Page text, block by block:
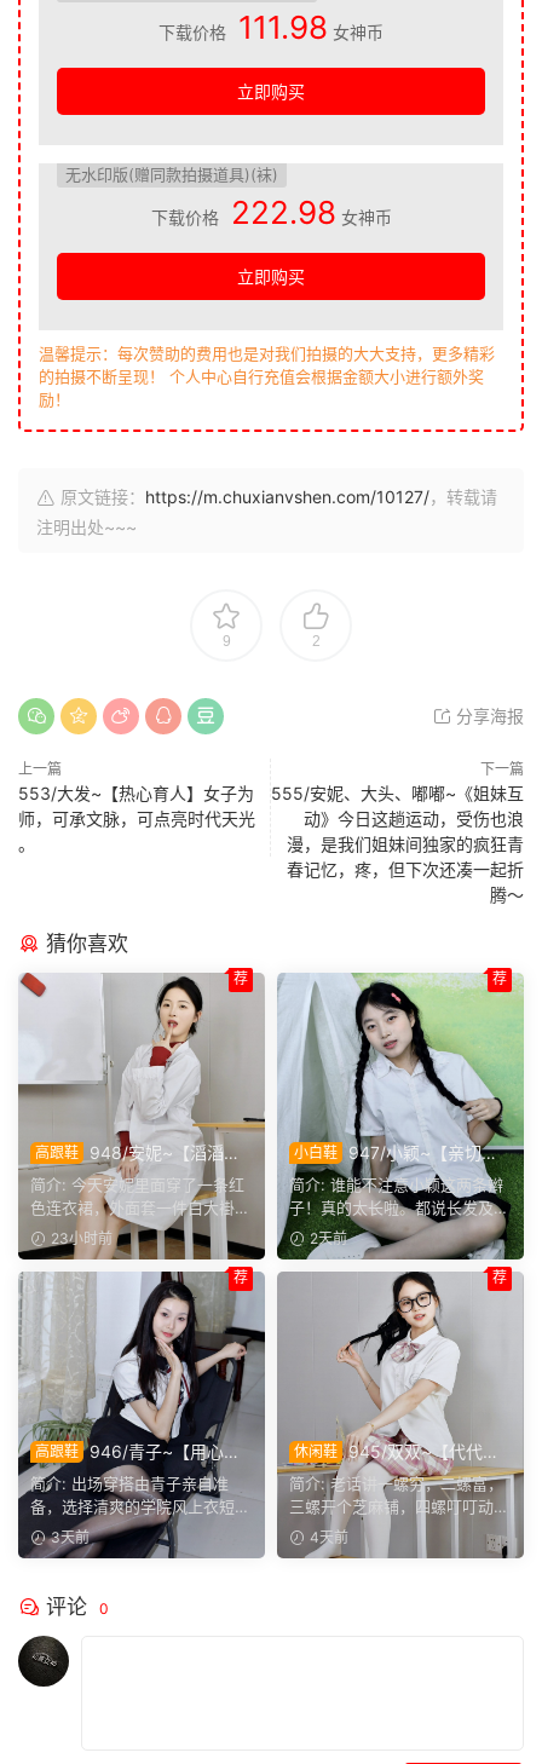
下载价格 111.98 女神币
立即购买
无水印版(赠同款拍摄道具)(袜)
下载价格 222.98 女神币
立即购买
温馨提示：每次赞助的费用也是对我们拍摄的大大支持，更多精彩
的拍摄不断呈现！ 个人中心自行充值会根据金额大小进行额外奖
励！
原文链接： https://m.chuxianvshen.com/10127/，转载请
注明出处~~~
9 2
分享海报
上一篇
553/大发~【热心育人】女子为
师，可承文脉，可点亮时代天光
。
下一篇
555/安妮、大头、嘟嘟~《姐妹互
动》今日这趟运动，受伤也浪
漫，是我们姐妹间独家的疯狂青
春记忆，疼，但下次还凑一起折
腾～
猜你喜欢
高跟鞋
948/安妮~【滔滔不
绝】无需面对面，一通电话就
能彻夜长谈，这大概就是女生
之间难得的默契。
简介: 今天安妮里面穿了一条红
色连衣裙，外面套一件白大褂，
正聊起和闺蜜通电话的...
23小时前
荐
小白鞋
947/小颖~【亲切大
方】神情温和从容，是印象里
邻家女孩的样子，温顺恬静，
越看越舒服。
简介: 谁能不注意小颖这两条辫
子！真的太长啦。都说长发及
腰，她这编好的麻花辫，...
2天前
荐
高跟鞋
946/青子~【用心准
备】来看青子亲自准备的整套
穿搭，经典学院风上身，这套
上身效果很合意。
简介: 出场穿搭由青子亲自准
备，选择清爽的学院风上衣短
裙。两双同款材质的袜子，...
3天前
荐
休闲鞋 945/双双~【代代相
传】提起手指螺纹的老话，不
少人小时候都听过，大家还能
回忆起几句？
简介: 老话讲一螺穷，二螺富，
三螺开个芝麻铺，四螺叮叮动，
五螺挑屎桶。和双双聊...
4天前
荐
评论 0